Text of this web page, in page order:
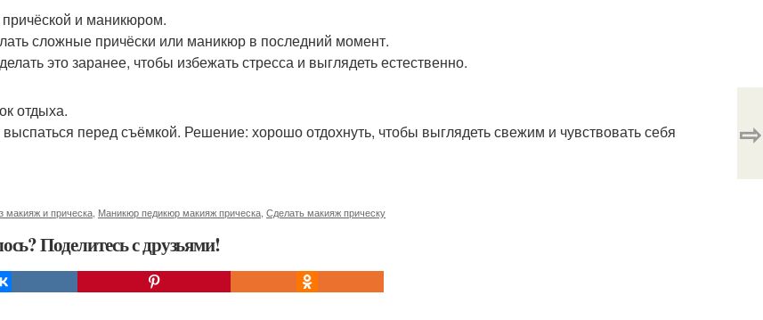
и маникюром.
сложные причёски или маникюр в последний момент.
это заранее, чтобы избежать стресса и выглядеть естественно.
отдыха.
перед съёмкой. Решение: хорошо отдохнуть, чтобы выглядеть свежим и чувствовать себя
макияж и прическа Маникюр педикюр макияж прическа Сделать макияж прическу
Поделитесь с друзьями!
⇨